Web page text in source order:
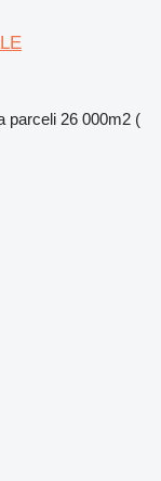
parceli 26 000m2 (